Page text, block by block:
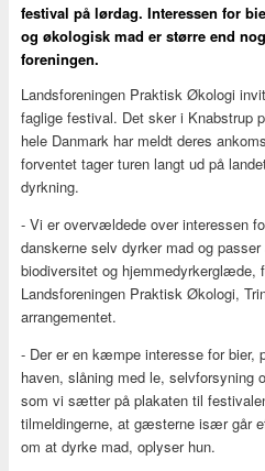
festival på lørdag. Interessen for
og økologisk mad er større end
foreningen.
Landsforeningen Praktisk Økologi
faglige festival. Det sker i
hele Danmark har meldt deres
forventet tager turen langt ud på
dyrkning.
- Vi er overvældede over interessen
danskerne selv dyrker mad og
biodiversitet og hjemmedyrkerglæde,
Landsforeningen Praktisk Økologi,
arrangementet.
- Der er en kæmpe interesse for bier,
haven, slåning med le, selvforsyning
som vi sætter på plakaten til
tilmeldingerne, at gæsterne især går
om at dyrke mad, oplyser hun.